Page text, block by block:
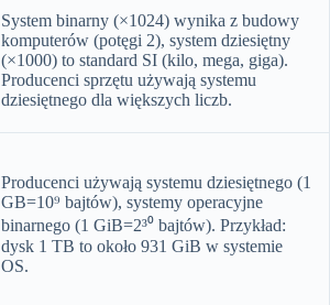
System binarny (×1024) wynika z budowy
komputerów (potęgi 2), system dziesiętny
(×1000) to standard SI (kilo, mega, giga).
Producenci sprzętu używają systemu
dziesiętnego dla większych liczb.
Producenci używają systemu dziesiętnego (1
GB=10⁹ bajtów), systemy operacyjne
binarnego (1 GiB=2³⁰ bajtów). Przykład:
dysk 1 TB to około 931 GiB w systemie
OS.